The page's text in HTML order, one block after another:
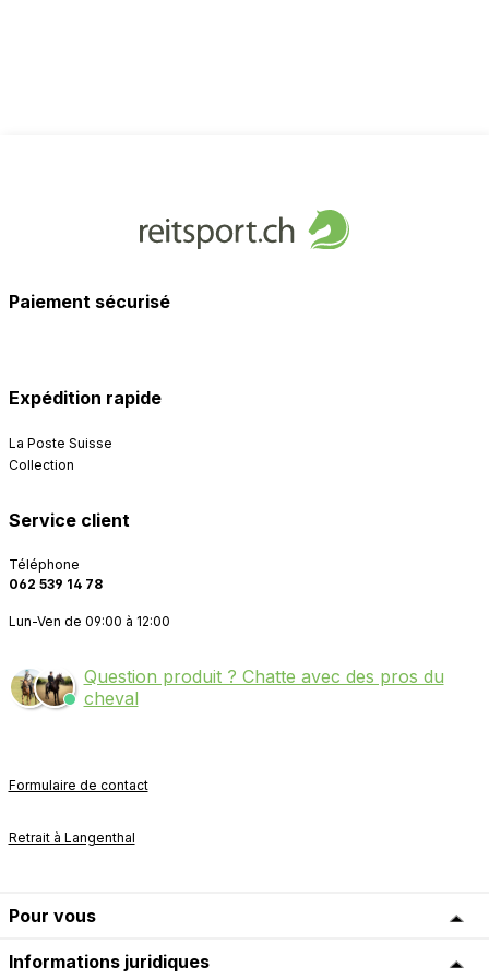
Paiement sécurisé
Expédition rapide
La Poste Suisse
Collection
Service client
Téléphone
062 539 14 78
Lun-Ven de 09:00 à 12:00
Question produit ? Chatte avec des pros du
cheval
Formulaire de contact
Retrait à Langenthal
Pour vous
Informations juridiques